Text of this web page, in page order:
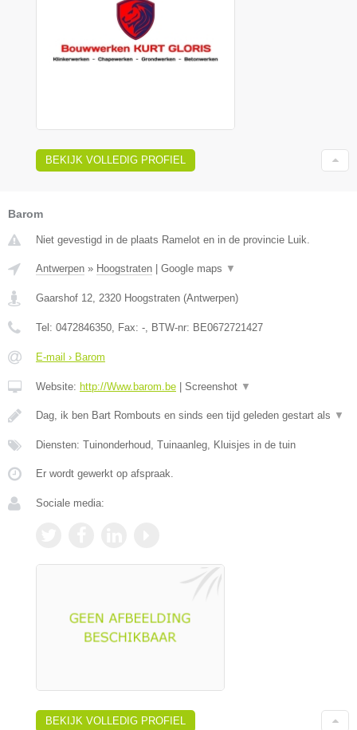
BEKIJK VOLLEDIG PROFIEL
Barom
Niet gevestigd in de plaats Ramelot en in de provincie Luik.
Antwerpen » Hoogstraten Google maps ▼
Gaarshof 12 2320 Hoogstraten (Antwerpen)
Tel: 0472846350 , Fax: - , BTW-nr: BE0672721427
E-mail › Barom
Website: http://Www.barom.be Screenshot ▼
Dag, ik ben Bart Rombouts en sinds een tijd geleden gestart als ▼
Diensten: Tuinonderhoud, Tuinaanleg, Kluisjes in de tuin
Er wordt gewerkt op afspraak.
Sociale media:
BEKIJK VOLLEDIG PROFIEL